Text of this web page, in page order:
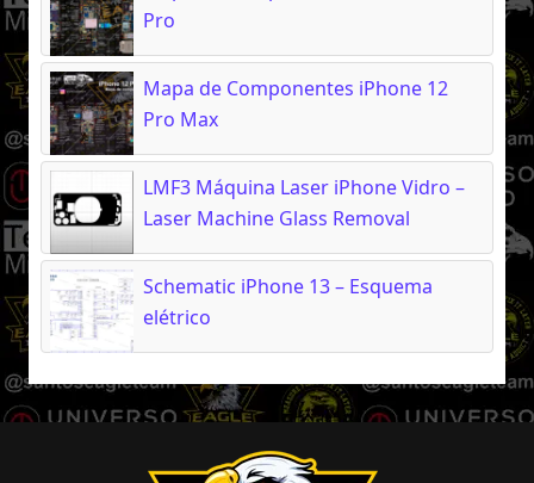
Pro
Mapa de Componentes iPhone 12
Pro Max
LMF3 Máquina Laser iPhone Vidro –
Laser Machine Glass Removal
Schematic iPhone 13 – Esquema
elétrico